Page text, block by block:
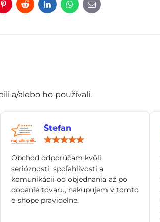
Pinterest
RedditLinkedInWhatsApp
E-
mail
a/alebo ho používali.
Štefan
Obchod odporúčam kvôli
serióznosti, spoľahlivosti a
komunikácii od objednania až po
dodanie tovaru, nakupujem v tomto
e-shope pravidelne.